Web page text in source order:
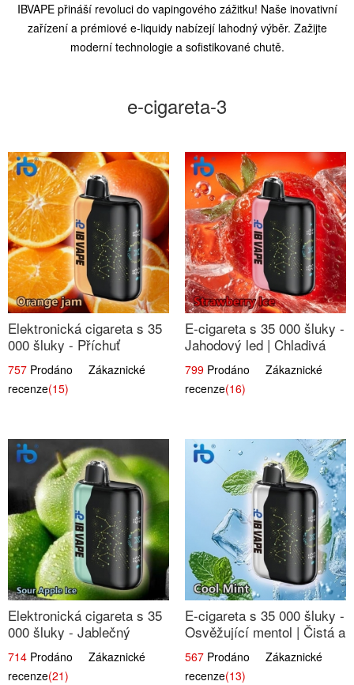
IBVAPE přináší revoluci do vapingového zážitku! Naše inovativní
zařízení a prémiové e-liquidy nabízejí lahodný výběr. Zažijte
moderní technologie a sofistikované chutě.
e-cigareta-3
Elektronická cigareta s 35
000 šluky - Příchuť
Pomerančový Džem |
Dlouhotrvající zážitek
757 Prodáno Zákaznické
recenze(15)
E-cigareta s 35 000 šluky -
Jahodový led | Chladivá
fresh příchuť
799 Prodáno Zákaznické
recenze(16)
Elektronická cigareta s 35
000 šluky - Jablečný
kyselý led | Osvěžující
kyselá jablka
714 Prodáno Zákaznické
recenze(21)
E-cigareta s 35 000 šluky -
Osvěžující mentol | Čistá a
svěží chuť
567 Prodáno Zákaznické
recenze(13)